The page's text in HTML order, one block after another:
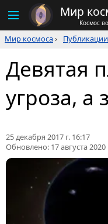
Мир
Космос
Мир космоса› Публикации
Девятая
угроза, а
25 декабря 2017 г. 16:17
Обновлено: 17 августа 2020